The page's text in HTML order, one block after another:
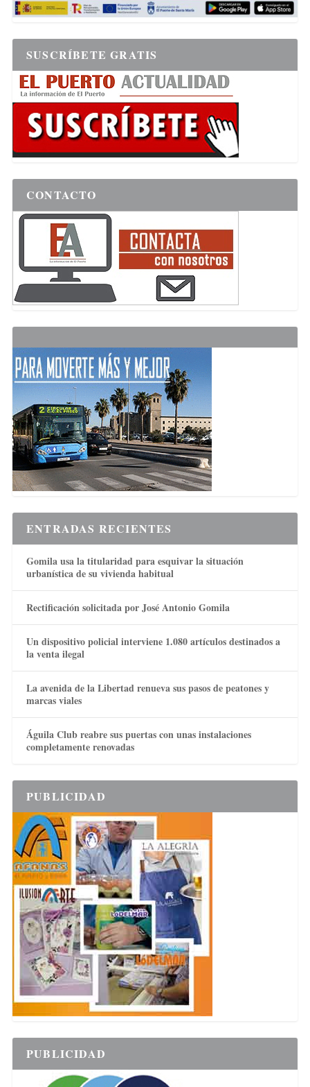
SUSCRÍBETE GRATIS
CONTACTO
ENTRADAS RECIENTES
Gomila usa la titularidad para esquivar la situación
urbanística de su vivienda habitual
Rectificación solicitada por José Antonio Gomila
Un dispositivo policial interviene 1.080 artículos destinados a
la venta ilegal
La avenida de la Libertad renueva sus pasos de peatones y
marcas viales
Águila Club reabre sus puertas con unas instalaciones
completamente renovadas
PUBLICIDAD
PUBLICIDAD